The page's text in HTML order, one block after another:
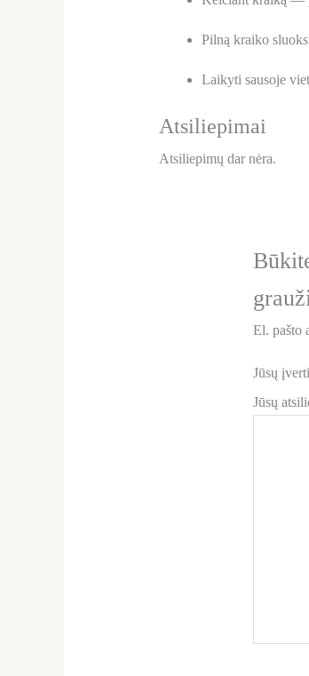
Pilną kraiko
Laikyti sausoje
Atsiliepimai
Atsiliepimų dar nėra.
El. pašto
Jūsų
Jūsų